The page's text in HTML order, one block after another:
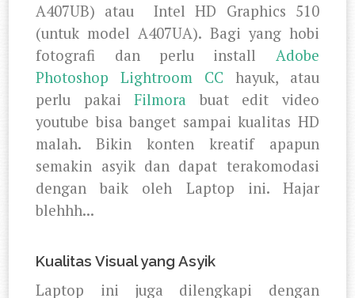
A407UB) atau
Intel HD Graphics 510
(untuk model A407UA). Bagi yang hobi
fotografi dan perlu install Adobe
Photoshop Lightroom CC hayuk, atau
perlu pakaiFilmora buat edit video
youtube bisa banget sampai kualitas HD
malah. Bikin konten kreatif apapun
semakin asyik dan dapat terakomodasi
dengan baik oleh Laptop ini. Hajar
blehhh...
Kualitas Visual yang Asyik
Laptop ini juga dilengkapi dengan